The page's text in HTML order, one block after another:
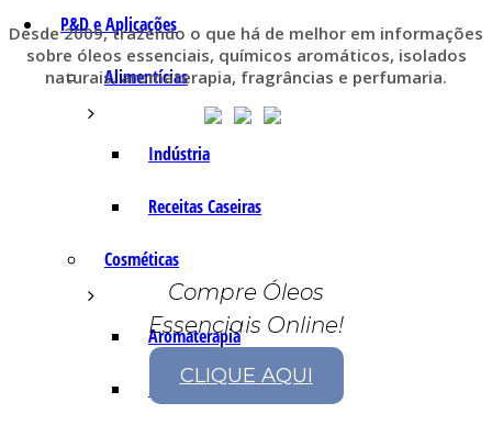
P&D e Aplicações
Alimentícias
Indústria
Receitas Caseiras
Cosméticas
Aromaterapia
Fórmulas Caseiras
Desde 2009, trazendo o que há de melhor em informações
sobre óleos essenciais, químicos aromáticos, isolados
naturais, aromaterapia, fragrâncias e perfumaria.
Compre Óleos
Essenciais Online!
CLIQUE AQUI